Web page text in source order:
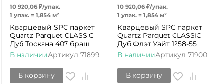
10 920,06 ₽/упак.
1 упак. = 1,854 м²
Кварцевый SPC паркет
Quartz Parquet CLASSIC
Дуб Тоскана 407 браш
В наличииАртикул 71899
В корзину
10 920,06 ₽/упак.
1 упак. = 1,854 м²
Кварцевый SPC паркет
Quartz Parquet CLASSIC
Дуб Флэт Уайт 1258-55
В наличииАртикул 71900
В корзину